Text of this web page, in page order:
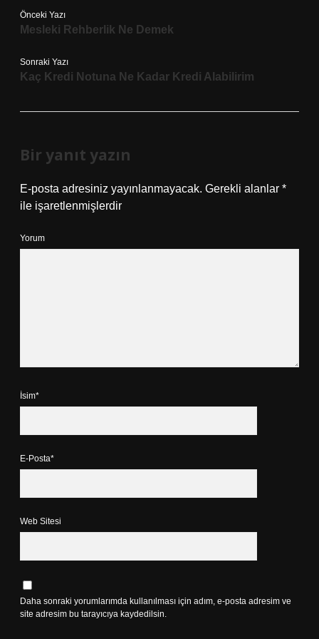
Önceki Yazı
Mesleki Rehberlik Ne Demek
Sonraki Yazı
Kaç Kredi Notuna Ne Kadar Kredi Alabilirim
Bir yanıt yazın
E-posta adresiniz yayınlanmayacak. Gerekli alanlar *
ile işaretlenmişlerdir
Yorum
İsim*
E-Posta*
Web Sitesi
Daha sonraki yorumlarımda kullanılması için adım, e-posta adresim ve
site adresim bu tarayıcıya kaydedilsin.